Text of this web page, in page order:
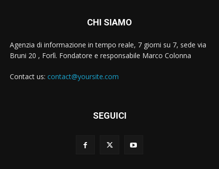
CHI SIAMO
Agenzia di informazione in tempo reale, 7 giorni su 7, sede via
Bruni 20 , Forlì. Fondatore e responsabile Marco Colonna
Contact us: contact@yoursite.com
SEGUICI